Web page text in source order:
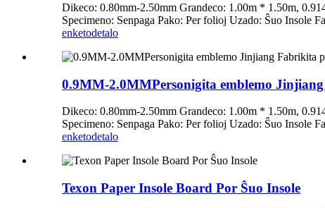
Dikeco: 0.80mm-2.50mm Grandeco: 1.00m * 1.50m,
Specimeno: Senpaga Pako: Per folioj Uzado: Ŝuo Insole
enketodetalo
0.9MM-2.0MMPersonigita emblemo
Dikeco: 0.80mm-2.50mm Grandeco: 1.00m * 1.50m,
Specimeno: Senpaga Pako: Per folioj Uzado: Ŝuo Insole
enketodetalo
Texon Paper Insole Board Por Ŝuo Insole